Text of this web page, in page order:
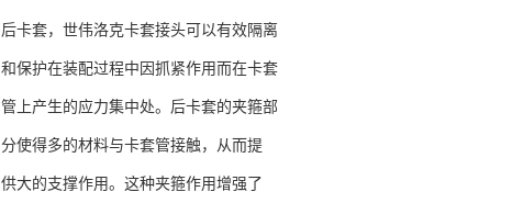
后卡套，世伟洛克卡套接头可以有效隔离
和保护在装配过程中因抓紧作用而在卡套
管上产生的应力集中处。后卡套的夹箍部
分使得多的材料与卡套管接触，从而提
供大的支撑作用。这种夹箍作用增强了